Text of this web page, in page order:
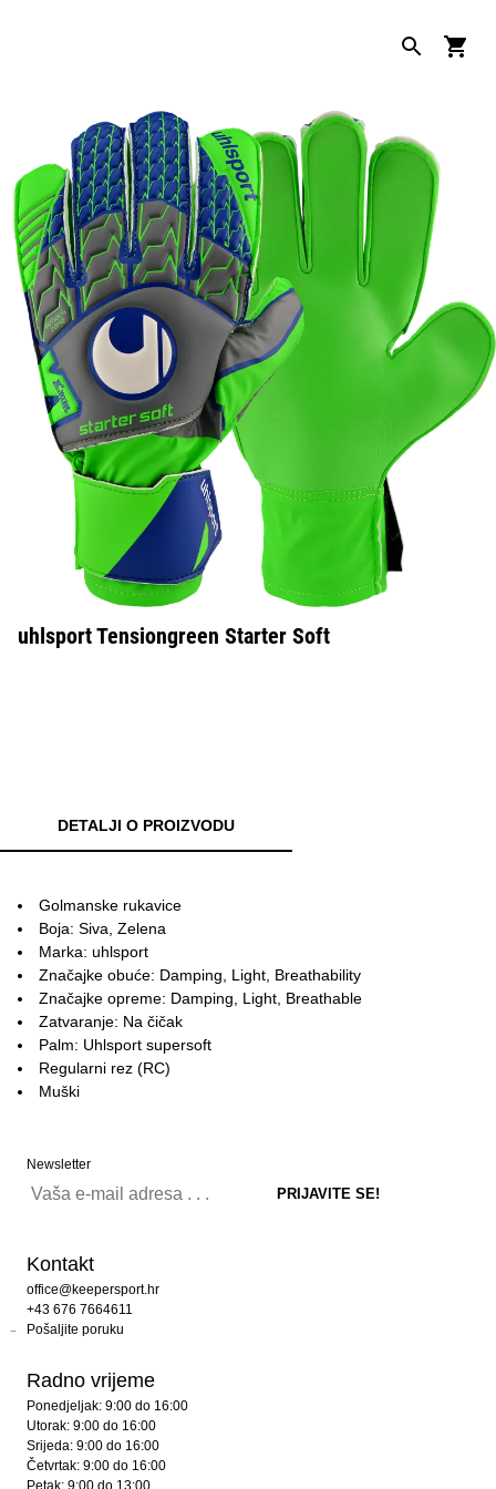
uhlsport Tensiongreen Starter Soft
DETALJI O PROIZVODU
Golmanske rukavice
Boja: Siva, Zelena
Marka: uhlsport
Značajke obuće: Damping, Light, Breathability
Značajke opreme: Damping, Light, Breathable
Zatvaranje: Na čičak
Palm: Uhlsport supersoft
Regularni rez (RC)
Muški
Newsletter
Kontakt
office@keepersport.hr
+43 676 7664611
Pošaljite poruku
Radno vrijeme
Ponedjeljak: 9:00 do 16:00
Utorak: 9:00 do 16:00
Srijeda: 9:00 do 16:00
Četvrtak: 9:00 do 16:00
Petak: 9:00 do 13:00